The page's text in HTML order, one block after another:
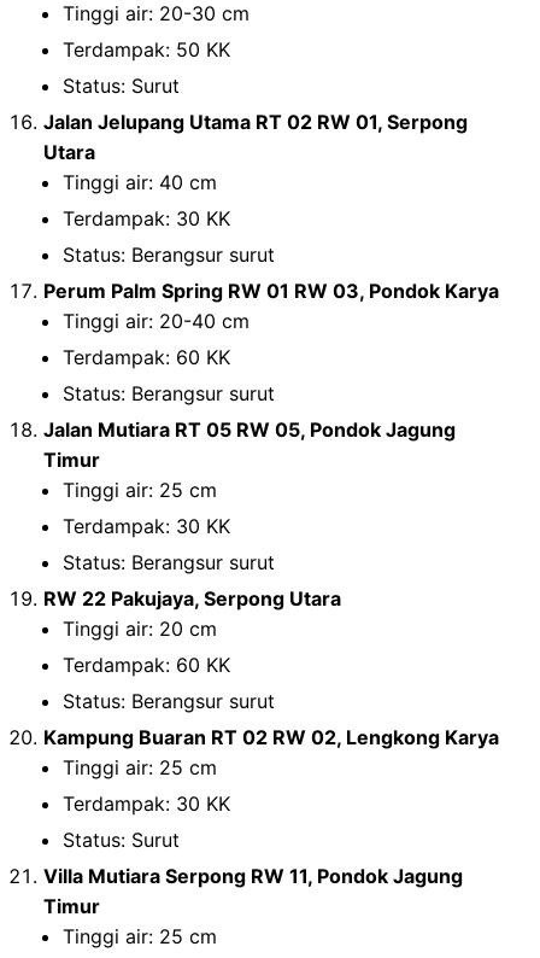
Tinggi air: 20-30 cm
Terdampak: 50 KK
Status: Surut
Jalan Jelupang Utama RT 02 RW 01, Serpong
Utara
Tinggi air: 40 cm
Terdampak: 30 KK
Status: Berangsur surut
Perum Palm Spring RW 01 RW 03, Pondok Karya
Tinggi air: 20-40 cm
Terdampak: 60 KK
Status: Berangsur surut
Jalan Mutiara RT 05 RW 05, Pondok Jagung
Timur
Tinggi air: 25 cm
Terdampak: 30 KK
Status: Berangsur surut
RW 22 Pakujaya, Serpong Utara
Tinggi air: 20 cm
Terdampak: 60 KK
Status: Berangsur surut
Kampung Buaran RT 02 RW 02, Lengkong Karya
Tinggi air: 25 cm
Terdampak: 30 KK
Status: Surut
Villa Mutiara Serpong RW 11, Pondok Jagung
Timur
Tinggi air: 25 cm